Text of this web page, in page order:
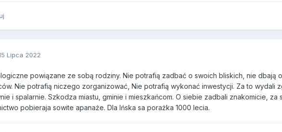
Lipca 2022
powiązane ze sobą rodziny. Nie potrafią zadbać o swoich bliskich, nie dbają o
Nie potrafią niczego zorganizować, Nie potrafią wykonać inwestycji. Za to wydali
i spalarnie. Szkodza miastu, gminie i mieszkańcom. O siebie zadbali znakomicie, za
pobieraja sowite apanaże. Dla Ińska sa porażka 1000 lecia.